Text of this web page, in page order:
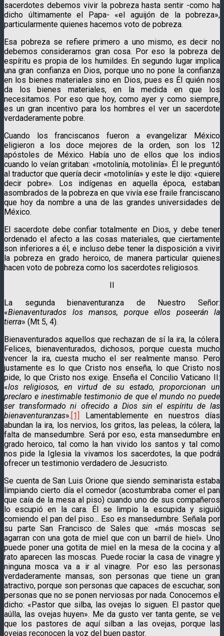
sacerdotes debemos vivir la pobreza hasta sentir -como ha
dicho últimamente el Papa- «el aguijón de la pobreza»,
particularmente quienes hacemos voto de pobreza.
Esa pobreza se refiere primero a uno mismo, es decir no
debemos considerarnos gran cosa. Por eso la pobreza de
espíritu es propia de los humildes. En segundo lugar implica
una gran confianza en Dios, porque uno no pone la confianza
en los bienes materiales sino en Dios, pues es Él quién nos
da los bienes materiales, en la medida en que los
necesitamos. Por eso que hoy, como ayer y como siempre,
es un gran incentivo para los hombres el ver un sacerdote
verdaderamente pobre.
Cuando los franciscanos fueron a evangelizar México
eligieron a los doce mejores de la orden, son los 12
apóstoles de México. Había uno de ellos que los indios
cuando lo veían gritaban: «motolinía, motolinía». Él le preguntó
al traductor que quería decir «motolinía» y este le dijo: «quiere
decir pobre». Los indígenas en aquella época, estaban
asombrados de la pobreza en que vivía ese fraile franciscano
que hoy da nombre a una de las grandes universidades de
México.
El sacerdote debe confiar totalmente en Dios, y debe tener
ordenado el afecto a las cosas materiales, que ciertamente
son inferiores a él, e incluso debe tener la disposición a vivir
la pobreza en grado heroico, de manera particular quienes
hacen voto de pobreza como los sacerdotes religiosos.
II
La segunda bienaventuranza de Nuestro Señor:
«Bienaventurados los mansos, porque ellos poseerán la
tierra» (Mt 5, 4).
Bienaventurados aquellos que rechazan de sí la ira, la cólera.
Felices, bienaventurados, dichosos, porque cuesta mucho
vencer la ira, cuesta mucho el ser realmente manso. Pero
justamente es lo que Cristo nos enseña, lo que Cristo nos
pide, lo que Cristo nos exige. Enseña el Concilio Vaticano II:
«los religiosos, en virtud de su estado, proporcionan un
preclaro e inestimable testimonio de que el mundo no puede
ser transformado ni ofrecido a Dios sin el espíritu de las
bienaventuranzas».[1]
Lamentablemente en nuestros días
abundan la ira, los nervios, los gritos, las peleas, la cólera, la
falta de mansedumbre. Será por eso, esta mansedumbre en
grado heroico, tal como la han vivido los santos y tal como
nos pide la Iglesia la vivamos los sacerdotes, la que podrá
ofrecer un testimonio verdadero de Jesucristo.
Se cuenta de San Luis Orione que siendo seminarista estaba
limpiando cierto día el comedor (acostumbraba comer el pan
que caía de la mesa al piso) cuando uno de sus compañeros
lo escupió en la cara. Él se limpio la escupida y siguió
comiendo el pan del piso… Eso es mansedumbre. Señala por
su parte San Francisco de Sales que: «más moscas se
agarran con una gota de miel que con un barril de hiel». Uno
puede poner una gotita de miel en la mesa de la cocina y al
rato aparecen las moscas. Puede rociar la casa de vinagre y
ninguna mosca va a ir al vinagre. Por eso las personas
verdaderamente mansas, son personas que tiene un gran
atractivo, porque son personas que capaces de escuchar, son
personas que no se ponen nerviosas por nada. Conocemos el
dicho: «Pastor que silba, las ovejas lo siguen. El pastor que
aúlla, las ovejas huyen». Me da gusto ver tanta gente, se ve
que los pastores de aquí silban a las ovejas, porque las
ovejas reconocen la voz del buen pastor.